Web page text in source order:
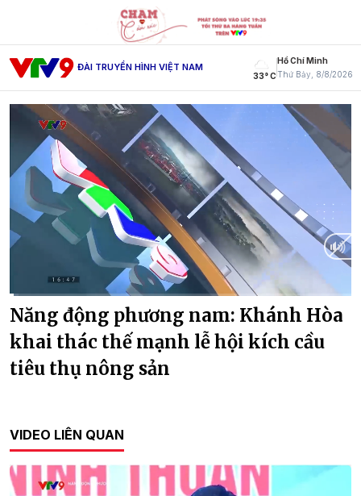
ĐÀI TRUYỀN HÌNH VIỆT NAM
33° C
Hồ Chí Minh
Thứ Bảy, 8/8/2026
Time
Duration
14:02
Năng động phương nam: Khánh Hòa
khai thác thế mạnh lễ hội kích cầu
tiêu thụ nông sản
VIDEO LIÊN QUAN